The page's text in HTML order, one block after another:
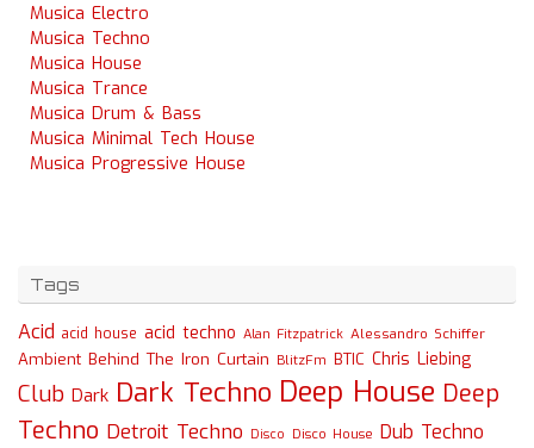
Musica Electro
Musica Techno
Musica House
Musica Trance
Musica Drum & Bass
Musica Minimal Tech House
Musica Progressive House
Tags
Acid acid house acid techno Alan Fitzpatrick Alessandro Schiffer
Ambient Behind The Iron Curtain BlitzFm BTIC Chris Liebing
Club Dark Dark Techno Deep House Deep
Techno Detroit Techno Disco Disco House Dub Techno